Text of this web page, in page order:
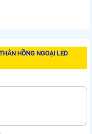
HỒNG NGOẠI LED